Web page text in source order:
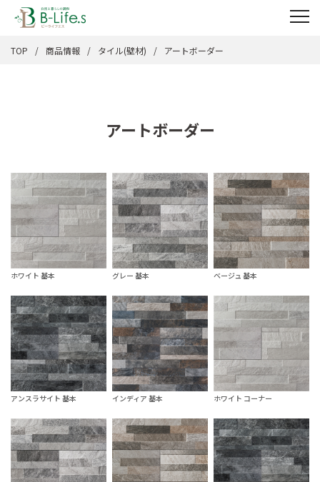
TOP 商品情報 タイル(壁材) アートボーダー
アートボーダー
ホワイト 基本 グレー 基本 ベージュ 基本
アンスラサイト 基本 インディア 基本 ホワイト コーナー